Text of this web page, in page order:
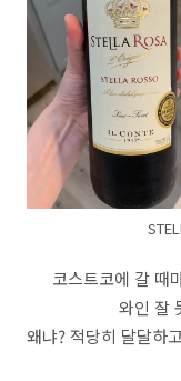
코스트코에 갈 때
와인 잘
왜냐? 적당히 달달하